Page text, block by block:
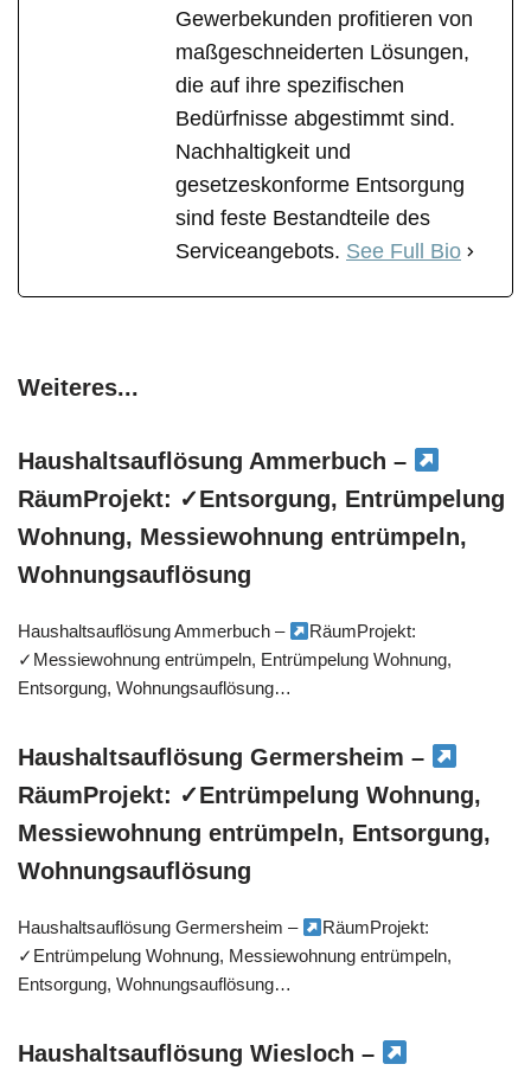
Gewerbekunden profitieren von
maßgeschneiderten Lösungen,
die auf ihre spezifischen
Bedürfnisse abgestimmt sind.
Nachhaltigkeit und
gesetzeskonforme Entsorgung
sind feste Bestandteile des
Serviceangebots. See Full Bio
Weiteres...
Haushaltsauflösung Ammerbuch –
RäumProjekt: ✓Entsorgung, Entrümpelung
Wohnung, Messiewohnung entrümpeln,
Wohnungsauflösung
Haushaltsauflösung Ammerbuch –
RäumProjekt:
✓Messiewohnung entrümpeln, Entrümpelung Wohnung,
Entsorgung, Wohnungsauflösung…
Haushaltsauflösung Germersheim –
RäumProjekt: ✓Entrümpelung Wohnung,
Messiewohnung entrümpeln, Entsorgung,
Wohnungsauflösung
Haushaltsauflösung Germersheim –
RäumProjekt:
✓Entrümpelung Wohnung, Messiewohnung entrümpeln,
Entsorgung, Wohnungsauflösung…
Haushaltsauflösung Wiesloch –